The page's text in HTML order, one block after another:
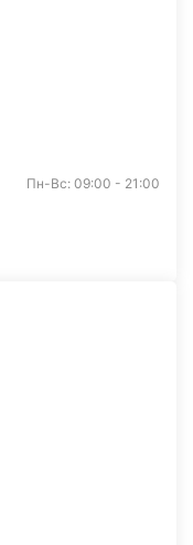
Пн-Вс: 09:00 - 21:00